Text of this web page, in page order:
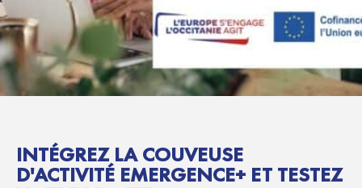
INTÉGREZ LA COUVEUSE
D'ACTIVITÉ EMERGENCE+ ET TESTEZ